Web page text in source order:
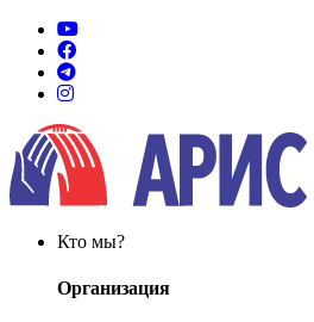
Кто мы?
Организация